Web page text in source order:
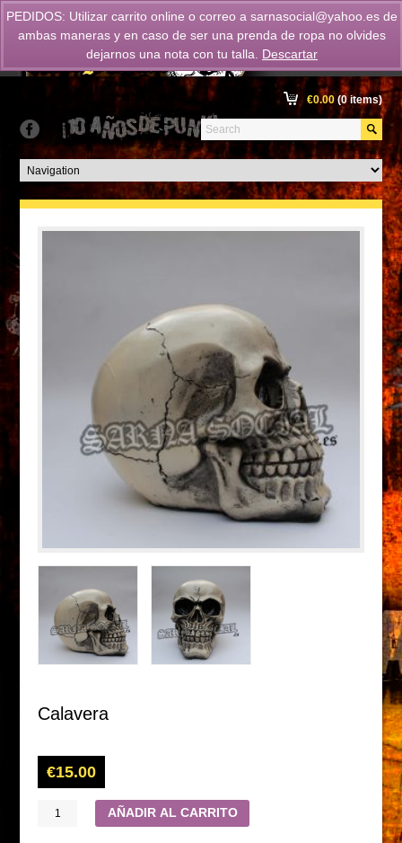
€0.00(0 items)
Calavera
€15.00
AÑADIR AL CARRITO
PEDIDOS: Utilizar carrito online o correo a sarnasocial@yahoo.es de
ambas maneras y en caso de ser una prenda de ropa no olvides
dejarnos una nota con tu talla.
Descartar